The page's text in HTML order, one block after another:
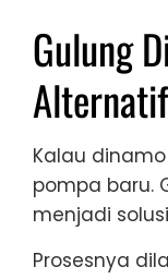
Gulung
Kalau
pompa baru.
menjadi
Prosesnya